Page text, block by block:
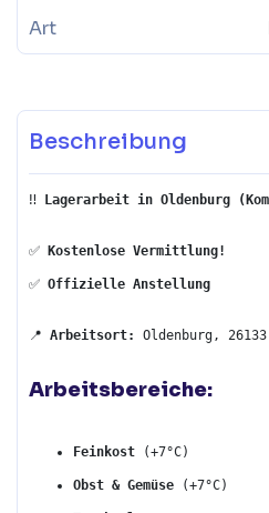
Art
Beschreibung
‼️ Lagerarbeit in Oldenburg
✅ Kostenlose Vermittlung!
✅ Offizielle Anstellung
📍 Arbeitsort: Oldenburg, 26133
Arbeitsbereiche:
Feinkost (+7°C)
Obst & Gemüse (+7°C)